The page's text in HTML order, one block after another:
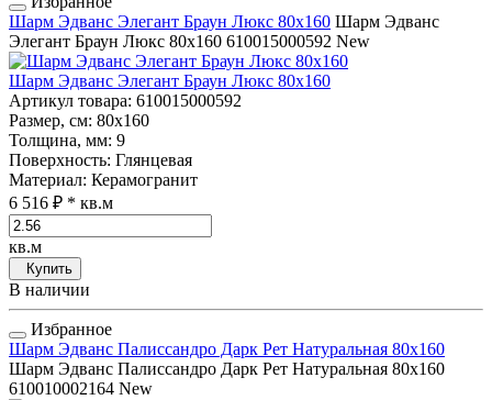
Шарм Эдванс Элегант Браун Люкс 80x160 Шарм Эдванс
Элегант Браун Люкс 80x160 610015000592 New
Шарм Эдванс Элегант Браун Люкс 80x160
Артикул товара: 610015000592
Размер, см: 80x160
Толщина, мм: 9
Поверхность: Глянцевая
Материал: Керамогранит
6 516 ₽ * кв.м
кв.м
Купить
В наличии
Избранное
Шарм Эдванс Палиссандро Дарк Рет Натуральная 80x160
Шарм Эдванс Палиссандро Дарк Рет Натуральная 80x160
610010002164 New